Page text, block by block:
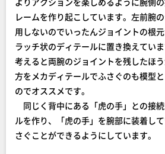
レームを作り起こしています。左前腕
用しないのでいったんジョイントの根
ラッチ状のディテールに置き換えてい
考えると両腕のジョイントを残したほ
方をメカディテールでふさぐのも模型
のでオススメです。
同じく背中にある「虎の手」との接
ルを作り、「虎の手」を腕部に装着し
さぐことができるようにしています。